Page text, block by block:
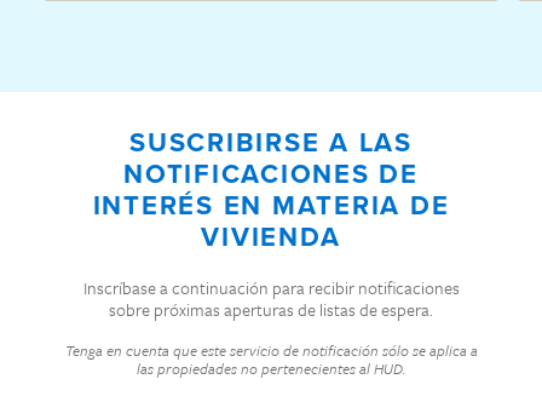
SUSCRIBIRSE A LAS
NOTIFICACIONES DE
INTERÉS EN MATERIA DE
VIVIENDA
Inscríbase a continuación para recibir notificaciones
sobre próximas aperturas de listas de espera.
Tenga en cuenta que este servicio de notificación sólo se aplica a
las propiedades no pertenecientes al HUD.